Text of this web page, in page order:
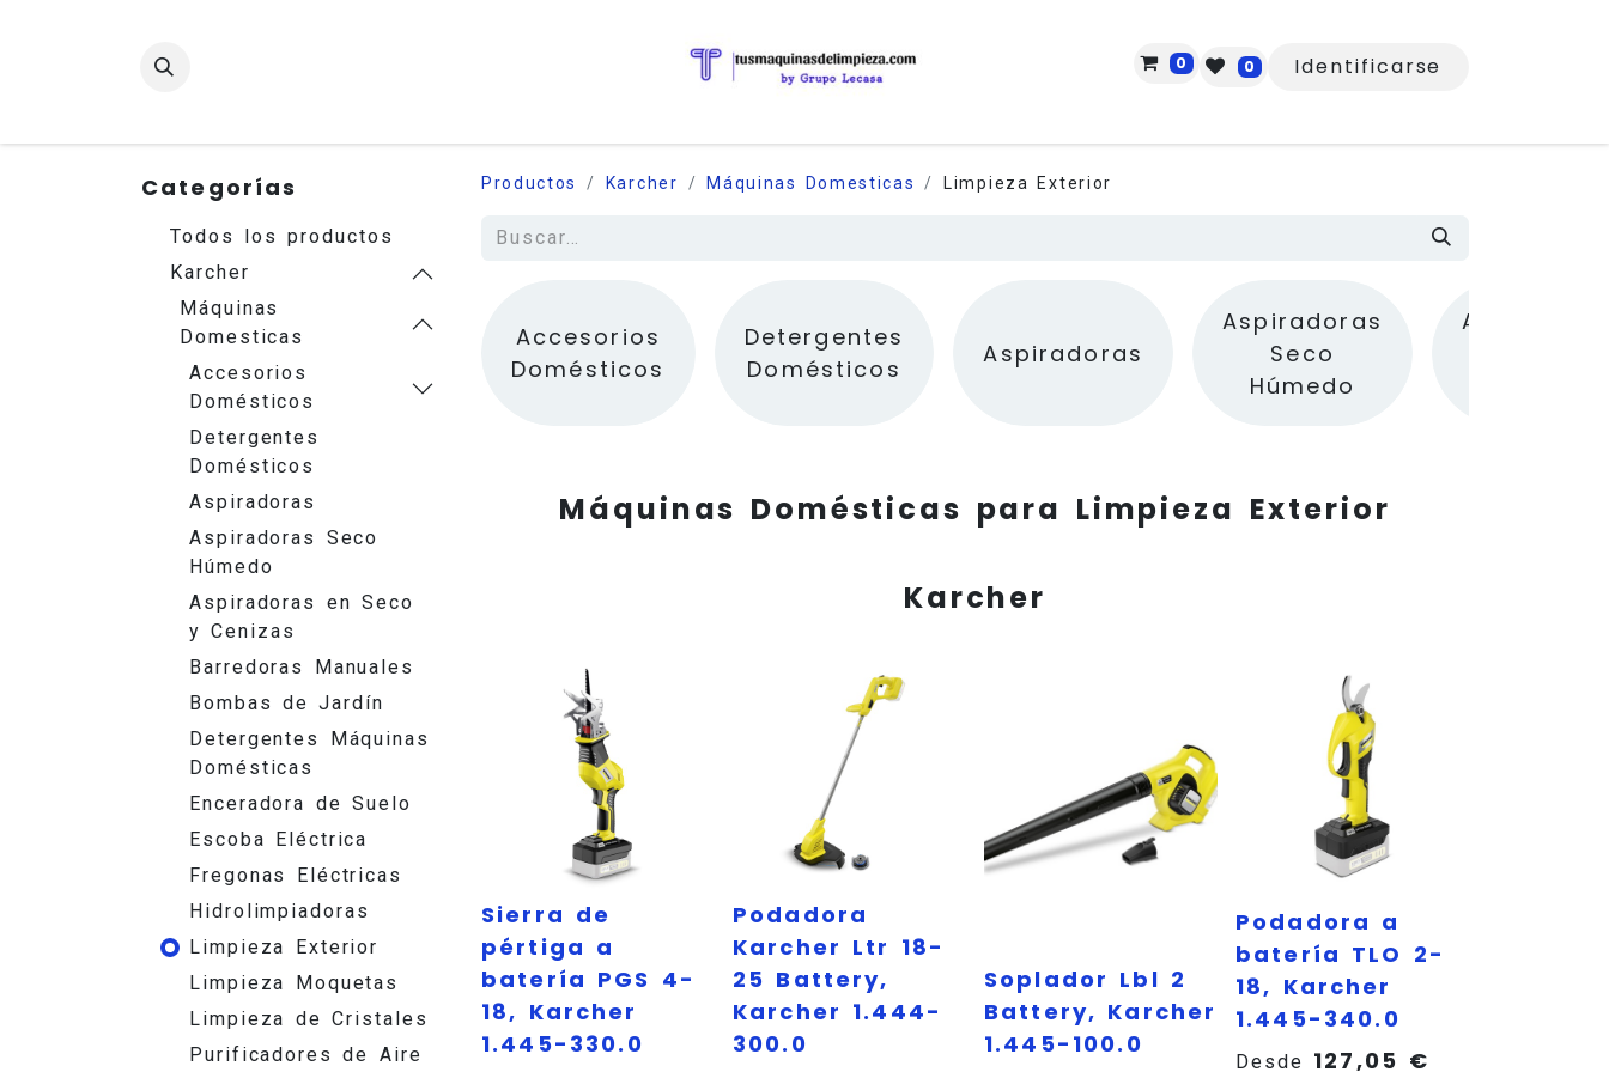
0 0 Identificarse
Categorías
Todos los productos
Karcher
Máquinas
Domesticas
Accesorios
Domésticos
Detergentes
Domésticos
Aspiradoras
Aspiradoras Seco
Húmedo
Aspiradoras en Seco
y Cenizas
Barredoras Manuales
Bombas de Jardín
Detergentes Máquinas
Domésticas
Enceradora de Suelo
Escoba Eléctrica
Fregonas Eléctricas
Hidrolimpiadoras
Limpieza Exterior
Limpieza Moquetas
Limpieza de Cristales
Purificadores de Aire
Productos Karcher Máquinas Domesticas Limpieza Exterior
Accesorios
Domésticos
Detergentes
Domésticos
Aspiradoras
Aspiradoras
Seco
Húmedo
Máquinas Domésticas para Limpieza Exterior
Karcher
Sierra de
pértiga a
batería PGS 4-
18, Karcher
1.445-330.0
Podadora
Karcher Ltr 18-
25 Battery,
Karcher 1.444-
300.0
Soplador Lbl 2
Battery, Karcher
1.445-100.0
Podadora a
batería TLO 2-
18, Karcher
1.445-340.0
Desde 127,05 €